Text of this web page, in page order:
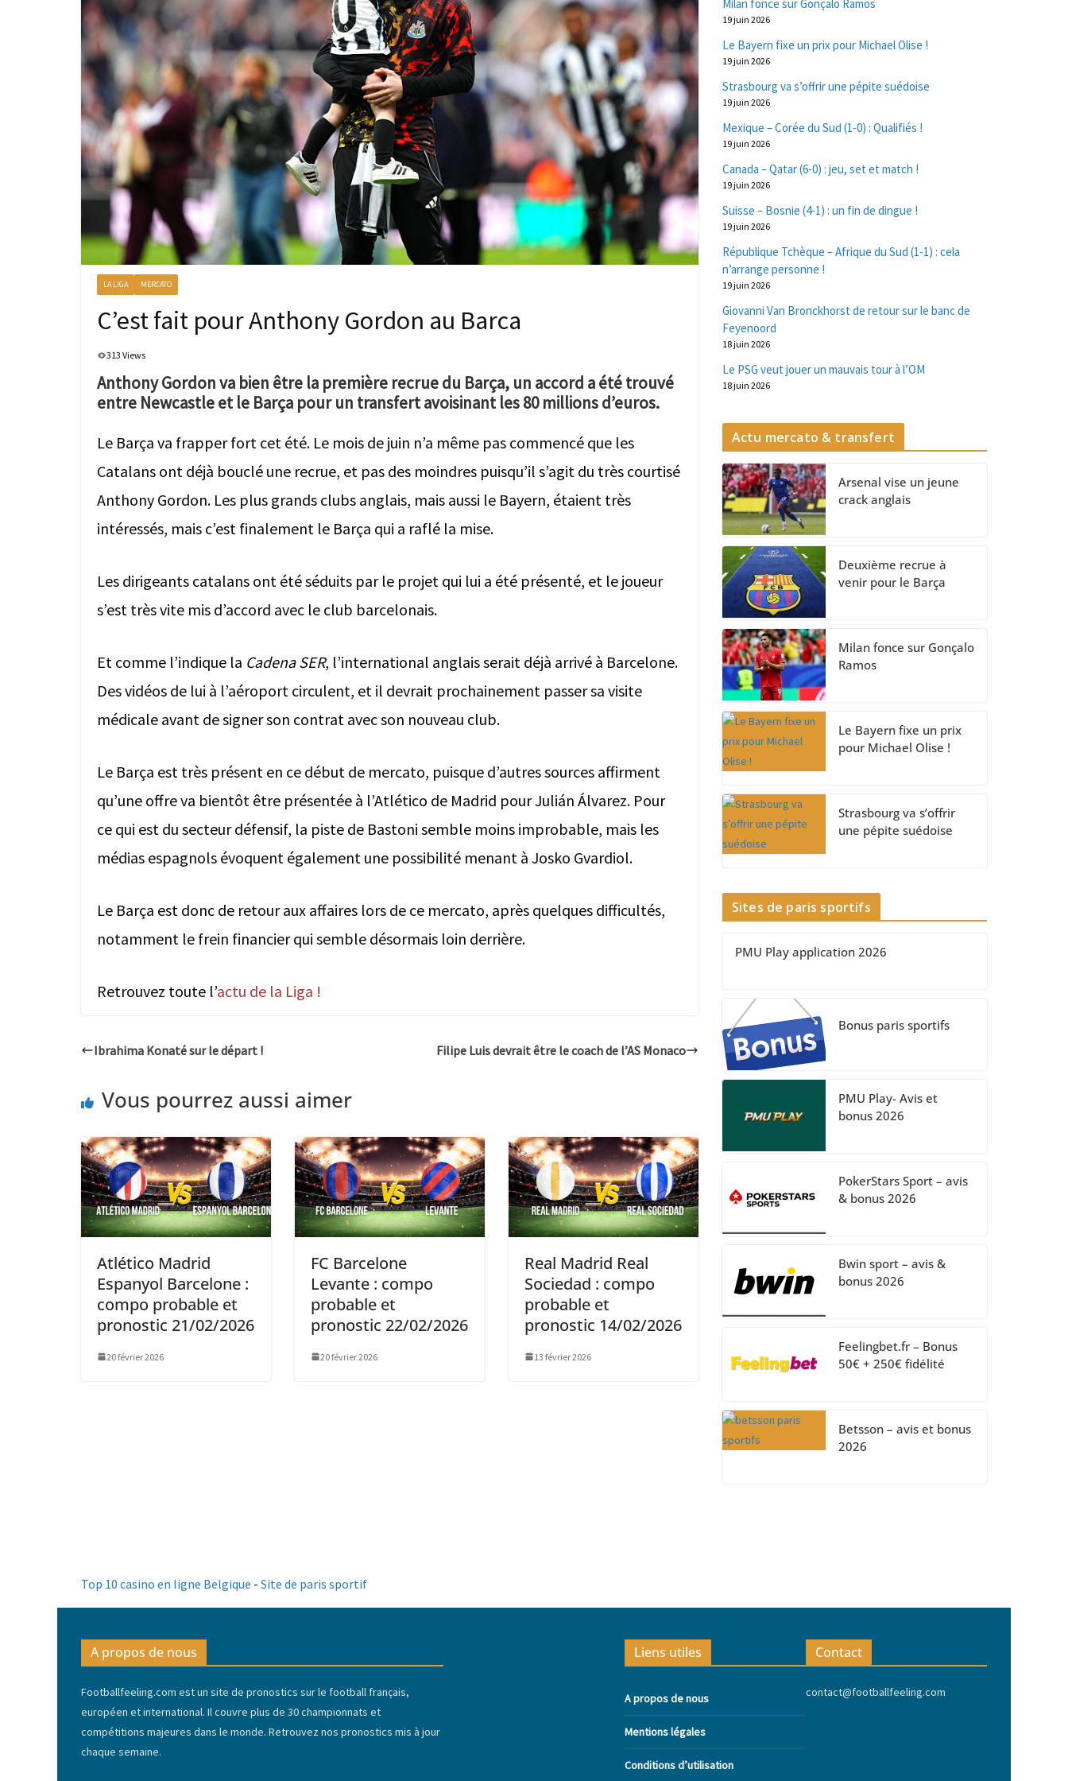
LA LIGA MERCATO
C’est fait pour Anthony Gordon au Barca
313 Views
Anthony Gordon va bien être la première recrue du Barça, un accord a été trouvé
entre Newcastle et le Barça pour un transfert avoisinant les 80 millions d’euros.
Le Barça va frapper fort cet été. Le mois de juin n’a même pas commencé que les
Catalans ont déjà bouclé une recrue, et pas des moindres puisqu’il s’agit du très courtisé
Anthony Gordon. Les plus grands clubs anglais, mais aussi le Bayern, étaient très
intéressés, mais c’est finalement le Barça qui a raflé la mise.
Les dirigeants catalans ont été séduits par le projet qui lui a été présenté, et le joueur
s’est très vite mis d’accord avec le club barcelonais.
Et comme l’indique la Cadena SER, l’international anglais serait déjà arrivé à Barcelone.
Des vidéos de lui à l’aéroport circulent, et il devrait prochainement passer sa visite
médicale avant de signer son contrat avec son nouveau club.
Le Barça est très présent en ce début de mercato, puisque d’autres sources affirment
qu’une offre va bientôt être présentée à l’Atlético de Madrid pour Julián Álvarez. Pour
ce qui est du secteur défensif, la piste de Bastoni semble moins improbable, mais les
médias espagnols évoquent également une possibilité menant à Josko Gvardiol.
Le Barça est donc de retour aux affaires lors de ce mercato, après quelques difficultés,
notamment le frein financier qui semble désormais loin derrière.
Retrouvez toute l’actu de la Liga !
Ibrahima Konaté sur le départ ! Filipe Luis devrait être le coach de l’AS Monaco
Vous pourrez aussi aimer
Atlético Madrid
Espanyol Barcelone :
compo probable et
pronostic 21/02/2026
20 février 2026
FC Barcelone
Levante : compo
probable et
pronostic 22/02/2026
20 février 2026
Real Madrid Real
Sociedad : compo
probable et
pronostic 14/02/2026
13 février 2026
Milan fonce sur Gonçalo Ramos
19 juin 2026
Le Bayern fixe un prix pour Michael Olise !
19 juin 2026
Strasbourg va s’offrir une pépite suédoise
19 juin 2026
Mexique – Corée du Sud (1-0) : Qualifiés !
19 juin 2026
Canada – Qatar (6-0) : jeu, set et match !
19 juin 2026
Suisse – Bosnie (4-1) : un fin de dingue !
19 juin 2026
République Tchèque – Afrique du Sud (1-1) : cela
n’arrange personne !
19 juin 2026
Giovanni Van Bronckhorst de retour sur le banc de
Feyenoord
18 juin 2026
Le PSG veut jouer un mauvais tour à l’OM
18 juin 2026
Actu mercato & transfert
Arsenal vise un jeune
crack anglais
Deuxième recrue à
venir pour le Barça
Milan fonce sur Gonçalo
Ramos
Le Bayern fixe un prix
pour Michael Olise !
Strasbourg va s’offrir
une pépite suédoise
Sites de paris sportifs
PMU Play application 2026
Bonus paris sportifs
PMU Play- Avis et
bonus 2026
PokerStars Sport – avis
& bonus 2026
Bwin sport – avis &
bonus 2026
Feelingbet.fr – Bonus
50€ + 250€ fidélité
Betsson – avis et bonus
2026
Top 10 casino en ligne Belgique - Site de paris sportif
A propos de nous
Footballfeeling.com est un site de pronostics sur le football français,
européen et international. Il couvre plus de 30 championnats et
compétitions majeures dans le monde. Retrouvez nos pronostics mis à jour
chaque semaine.
Liens utiles
A propos de nous
Mentions légales
Conditions d’utilisation
Contact
contact@footballfeeling.com